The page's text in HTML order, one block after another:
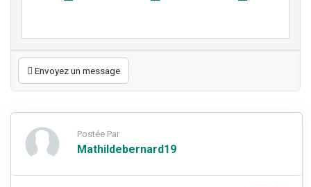
Envoyez un message
Postée Par
Mathildebernard19